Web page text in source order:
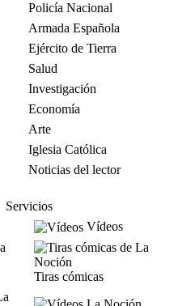
Policía Nacional
Armada Española
Ejército de Tierra
Salud
Investigación
Economía
Arte
Iglesia Católica
Noticias del lector
Servicios
Vídeos
Tiras cómicas